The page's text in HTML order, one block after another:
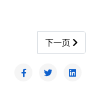
下一篇文章:
下一页